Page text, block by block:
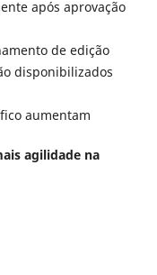
após aprovação
de edição
disponibilizados
aumentam
agilidade na